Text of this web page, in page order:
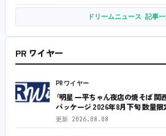
ドリームニュース 記事
PR ワイヤー
PRワイヤー
｢明星 一平ちゃん夜店の焼そば 関
パッケージ 2026年8月下旬 数量限
更新 2026.08.08